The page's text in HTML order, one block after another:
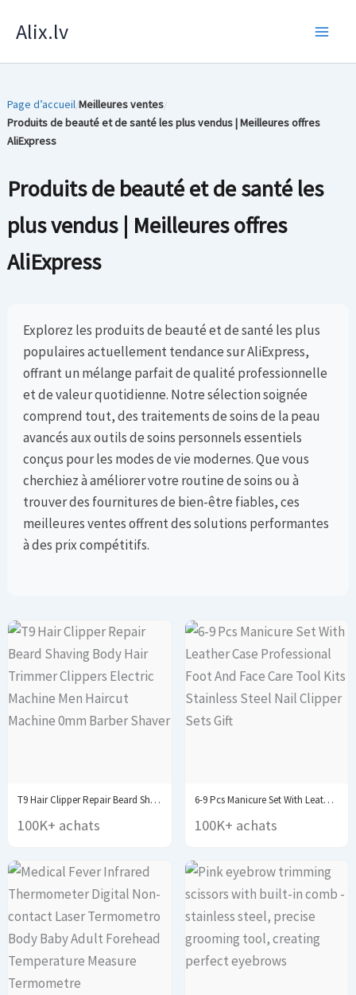
Alix.lv
Page d’accueil/Meilleures ventes/
Produits de beauté et de santé les plus vendus | Meilleures offres
AliExpress
Produits de beauté et de santé les
plus vendus | Meilleures offres
AliExpress
Explorez les produits de beauté et de santé les plus
populaires actuellement tendance sur AliExpress,
offrant un mélange parfait de qualité professionnelle
et de valeur quotidienne. Notre sélection soignée
comprend tout, des traitements de soins de la peau
avancés aux outils de soins personnels essentiels
conçus pour les modes de vie modernes. Que vous
cherchiez à améliorer votre routine de soins ou à
trouver des fournitures de bien-être fiables, ces
meilleures ventes offrent des solutions performantes
à des prix compétitifs.
T9 Hair Clipper Repair Beard Shaving Body Hair...
100K+ achats
6-9 Pcs Manicure Set With Leather Case Professional...
100K+ achats